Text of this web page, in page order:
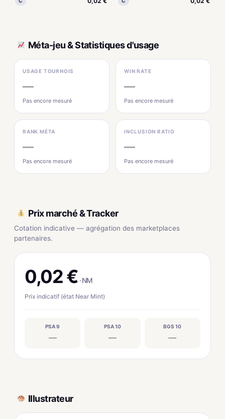
Méta-jeu & Statistiques d'usage
USAGE TOURNOIS
—
Pas encore mesuré
WIN RATE
—
Pas encore mesuré
RANK MÉTA
—
Pas encore mesuré
INCLUSION RATIO
—
Pas encore mesuré
Prix marché & Tracker
Cotation indicative — agrégation des marketplaces
partenaires.
0,02 € · NM
Prix indicatif (état Near Mint)
PSA 9
—
PSA 10
—
BGS 10
—
Illustrateur